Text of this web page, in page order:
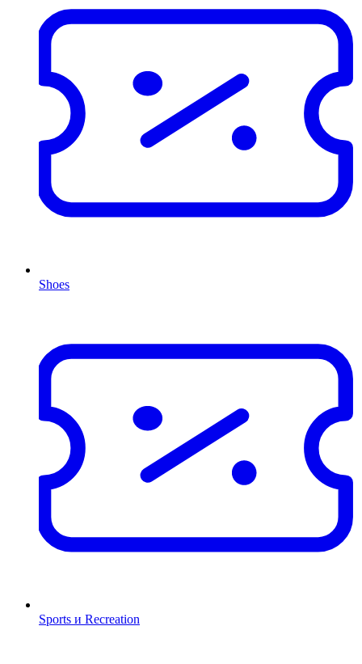
Shoes
Sports и Recreation